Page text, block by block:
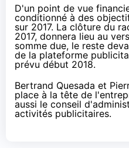
D'un point de vue
conditionné à des
sur 2017. La clôture du
2017, donnera lieu au
somme due, le reste
de la plateforme
prévu début 2018.
Bertrand Quesada et
place à la tête de
aussi le conseil
activités publicitaires.